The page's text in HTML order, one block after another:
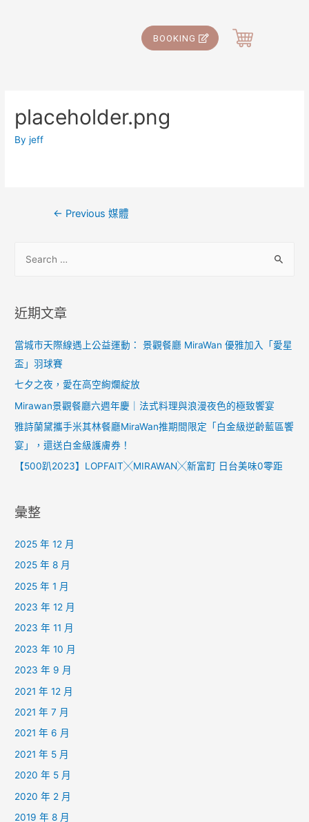
BOOKING
placeholder.png
Byjeff
← Previous 媒體
近期文章
當城市天際線遇上公益運動： 景觀餐廳 MiraWan 優雅加入「愛星
盃」羽球賽
七夕之夜，愛在高空絢爛綻放
Mirawan景觀餐廳六週年慶｜法式料理與浪漫夜色的極致饗宴
雅詩蘭黛攜手米其林餐廳MiraWan推期間限定「白金級逆齡藍區饗
宴」，還送白金級護膚券！
【500趴2023】LOPFAIT╳MIRAWAN╳新富町 日台美味0零距
彙整
2025 年 12 月
2025 年 8 月
2025 年 1 月
2023 年 12 月
2023 年 11 月
2023 年 10 月
2023 年 9 月
2021 年 12 月
2021 年 7 月
2021 年 6 月
2021 年 5 月
2020 年 5 月
2020 年 2 月
2019 年 8 月